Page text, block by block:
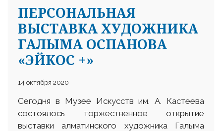
ПЕРСОНАЛЬНАЯ
ВЫСТАВКА ХУДОЖНИКА
ГАЛЫМА ОСПАНОВА
«ЭЙКОС +»
14 октября 2020
Сегодня в Музее Искусств им. А. Кастеева
состоялось торжественное открытие
выставки алматинского художника Галыма